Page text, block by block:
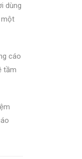
dùng
một
cáo
tầm